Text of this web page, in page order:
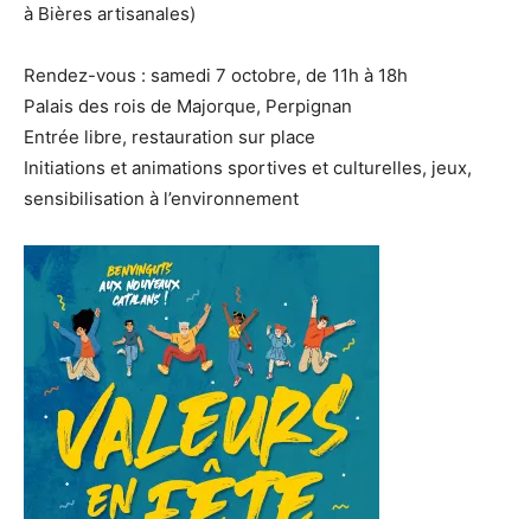
à Bières artisanales)
Rendez-vous : samedi 7 octobre, de 11h à 18h
Palais des rois de Majorque, Perpignan
Entrée libre, restauration sur place
Initiations et animations sportives et culturelles, jeux,
sensibilisation à l’environnement